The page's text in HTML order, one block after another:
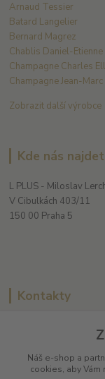
Arnaud Tessier
Batard Langelier
Bernard Magrez
Chablis Daniel-
Champagne Charles
Champagne Jean-
Zobrazit další výrobce
Kde nás
L PLUS - Miloslav
V Cibulkách 403/11
150 00 Praha 5
Kontakty
+420 608 885
Náš e-shop a
cookies, aby Vám